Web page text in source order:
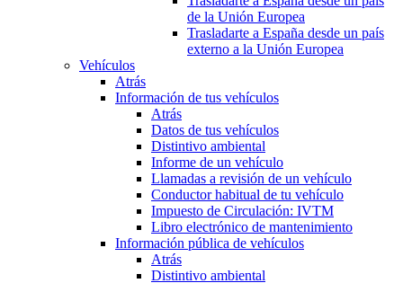
de la Unión Europea
Trasladarte a España desde un país
externo a la Unión Europea
Vehículos
Atrás
Información de tus vehículos
Atrás
Datos de tus vehículos
Distintivo ambiental
Informe de un vehículo
Llamadas a revisión de un vehículo
Conductor habitual de tu vehículo
Impuesto de Circulación: IVTM
Libro electrónico de mantenimiento
Información pública de vehículos
Atrás
Distintivo ambiental